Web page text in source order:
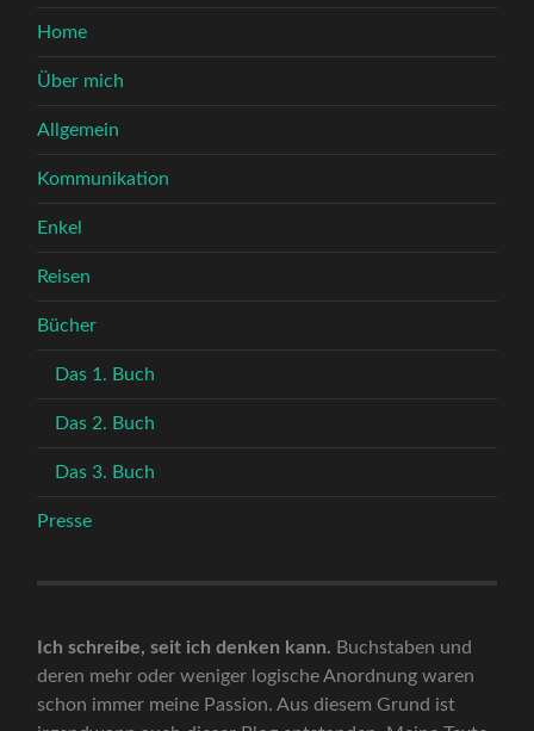
Home
Über mich
Allgemein
Kommunikation
Enkel
Reisen
Bücher
Das 1. Buch
Das 2. Buch
Das 3. Buch
Presse
Ich schreibe, seit ich denken kann. Buchstaben und
deren mehr oder weniger logische Anordnung waren
schon immer meine Passion. Aus diesem Grund ist